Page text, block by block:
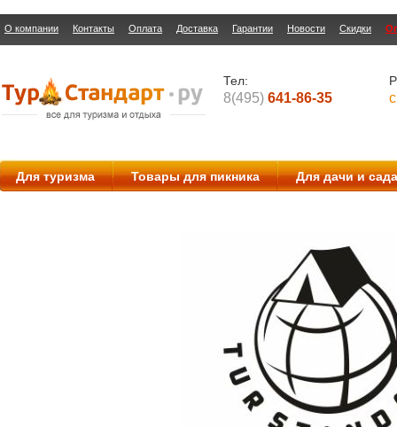
О компании Контакты Оплата Доставка Гарантии Новости Скидки
Тел:
8(495) 641-86-35
Для туризма Товары для пикника Для дачи и сада